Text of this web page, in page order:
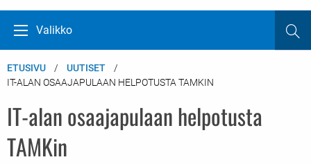
Avaa valikko
Valikko
ETUSIVU
UUTISET
IT-ALAN OSAAJAPULAAN HELPOTUSTA TAMKIN
IT-alan osaajapulaan helpotusta
TAMKin